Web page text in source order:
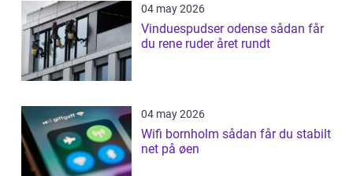
04 may 2026
Vinduespudser odense sådan får
du rene ruder året rundt
04 may 2026
Wifi bornholm sådan får du stabilt
net på øen